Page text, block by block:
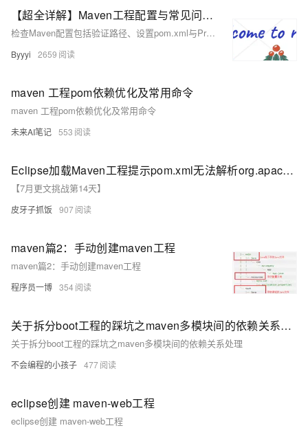
【超全详解】Maven工程配置与常见问题解决指南
检查Maven配置包括验证路径、设置pom.xml与Project Structure的Java版本。基本操作有`clean-compile`、`install`和`package`，其中`install`会将jar包放入本地仓库。获取他人工程后需修改配置、清除缓存、更新依赖等。配置文件应从Maven Repository找寻，选择稳定高版本。创建Maven工程可选archetype如`quickstart`或直接创建Java工程。基本目录结构遵循分层设计原则，常见问题包括假性导包、端口占用、时区问题等，对应解决方案包括删除本地仓库文件、调整系统设置或重新加载项目。
Byyyi 2659
maven 工程pom依赖优化及常用命令
maven 工程pom依赖优化及常用命令
未来AI笔记 553
Eclipse加载Maven工程提示pom.xml无法解析org.apache.maven.plugins:maven-resources-plugin:2.4.3
【7月更文挑战第14天】
皮牙子抓饭 907
maven篇2：手动创建maven工程
maven篇2：手动创建maven工程
程序员一博 354
关于拆分boot工程的踩坑之maven多模块间的依赖关系处理
关于拆分boot工程的踩坑之maven多模块间的依赖关系处理
不会编程的小孩子 477
eclipse创建 maven-web工程
eclipse创建 maven-web工程